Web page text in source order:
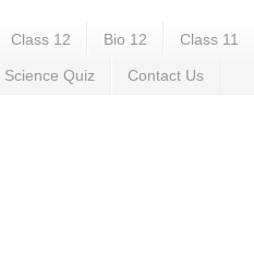
Class 12 Bio 12 Class 11
Science Quiz Contact Us